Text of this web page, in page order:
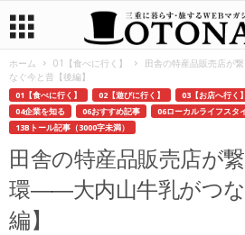
ホーム 01【食べに行く】
田舎の特産品販売店が
なぐ今と昔【後編】
01【食べに行く】 02【遊びに行く】 03【お店へ行く】
04企業を知る
06おすすめ記事
06ローカルライフスタ
13Bトール記事（3000字未満）
田舎の特産品販売店が
環――大内山牛乳がつ
編】